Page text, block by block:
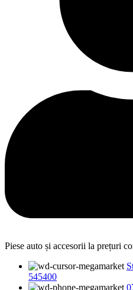
Piese auto și accesorii la prețuri
545400